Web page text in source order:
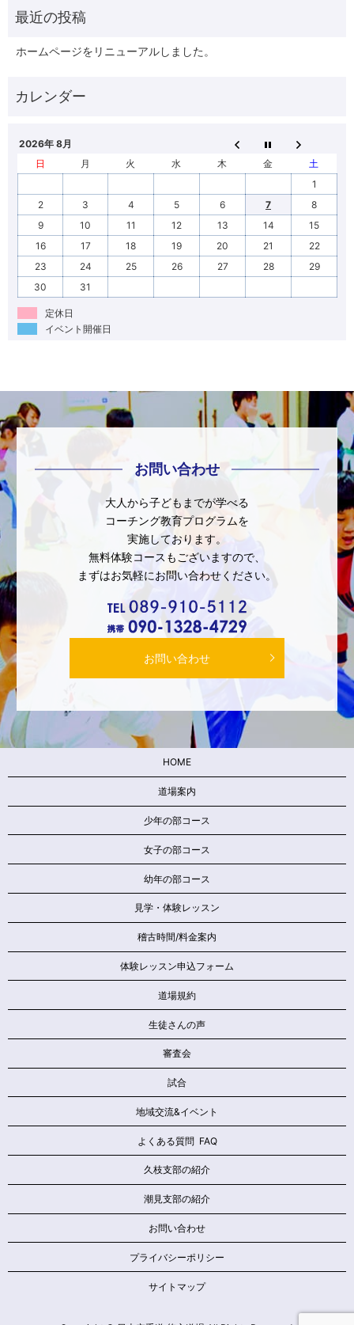
ホームページをリニューアルしました。
2026年 8月
日
月 火 水 木 金
土
1
2
3 4 5 6 7
8
9
10 11 12 13 14
15
16
17 18 19 20 21
22
23
24 25 26 27 28
29
30
31
定休日
イベント開催日
お問い合わせ
大人から子どもまでが学べる
コーチング教育プログラムを
実施しております。
無料体験コースもございますので、
まずはお気軽にお問い合わせください。
お問い合わせ
HOME
道場案内
少年の部コース
女子の部コース
幼年の部コース
見学・体験レッスン
稽古時間/料金案内
体験レッスン申込フォーム
道場規約
生徒さんの声
審査会
試合
地域交流&イベント
よくある質問 FAQ
久枝支部の紹介
潮見支部の紹介
お問い合わせ
プライバシーポリシー
サイトマップ